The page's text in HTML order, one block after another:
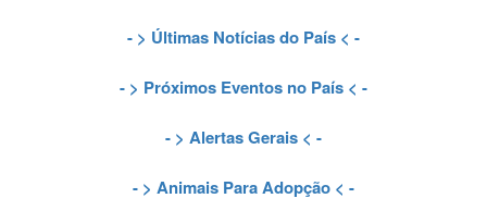
- > Últimas Notícias do País < -
- > Próximos Eventos no País < -
- > Alertas Gerais < -
- > Animais Para Adopção < -